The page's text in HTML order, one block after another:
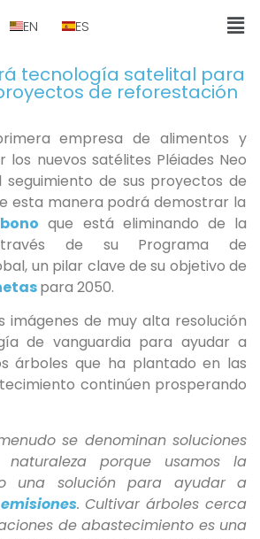
EN ES
tecnología satelital para
de reforestación
empresa de alimentos y
los nuevos satélites Pléiades Neo
de sus proyectos de
esta manera podrá demostrar la
que está eliminando de la
de su Programa de
un pilar clave de su objetivo de
para 2050.
imágenes de muy alta resolución
de vanguardia para ayudar a
árboles que ha plantado en las
continúen prosperando
se denominan soluciones
porque usamos la
una solución para ayudar a
emisiones. Cultivar árboles cerca
de abastecimiento es una